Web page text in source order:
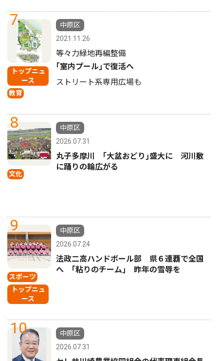
7
トップニュ
ース
教育
中原区
2021.11.26
等々力緑地再編整備
｢室内プール｣で復活へ
ストリート系専用広場も
8
文化
中原区
2026.07.31
丸子多摩川 ｢大盆おどり｣盛大に 河川敷
に踊りの輪広がる
9
スポーツ
トップニュ
ース
中原区
2026.07.24
法政二高ハンドボール部 県６連覇で全国
へ ｢粘りのチーム｣ 昨年の雪辱を
10
中原区
2026.07.31